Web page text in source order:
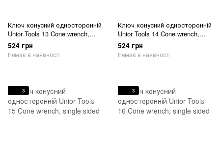
Ключ конусний односторонній
Unior Tools 13 Cone wrench,
single sided
524 грн
Немає в наявності
Ключ конусний односторонній
Unior Tools 14 Cone wrench,
single sided
524 грн
Немає в наявності
3 3